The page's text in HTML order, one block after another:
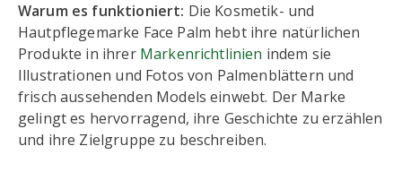
Warum es funktioniert: Die Kosmetik- und
Hautpflegemarke Face Palm hebt ihre natürlichen
Produkte in ihrer Markenrichtlinien indem sie
Illustrationen und Fotos von Palmenblättern und
frisch aussehenden Models einwebt. Der Marke
gelingt es hervorragend, ihre Geschichte zu erzählen
und ihre Zielgruppe zu beschreiben.